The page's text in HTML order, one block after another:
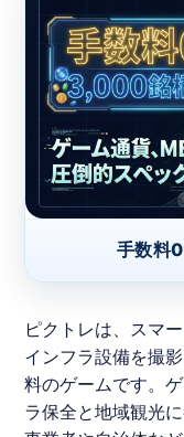
手数料
ピクトレは、スマ
インフラ設備を撮
料のゲームです。
ラ保全と地域観光